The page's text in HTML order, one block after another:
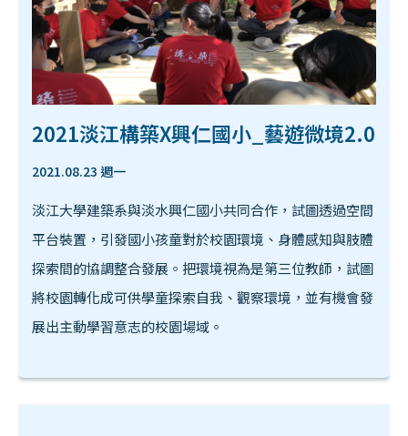
2021淡江構築X興仁國小_藝遊微境2.0
2021.08.23 週一
淡江大學建築系與淡水興仁國小共同合作，試圖透過空間
平台裝置，引發國小孩童對於校園環境、身體感知與肢體
探索間的協調整合發展。把環境視為是第三位教師，試圖
將校園轉化成可供學童探索自我、觀察環境，並有機會發
展出主動學習意志的校園場域。